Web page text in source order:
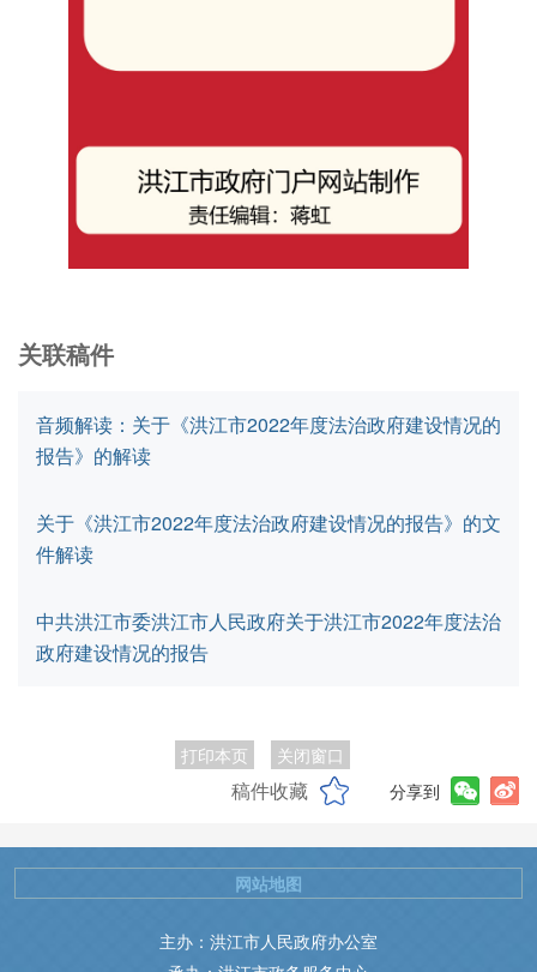
关联稿件
音频解读：关于《洪江市2022年度法治政府建设情况的
报告》的解读
关于《洪江市2022年度法治政府建设情况的报告》的文
件解读
中共洪江市委洪江市人民政府关于洪江市2022年度法治
政府建设情况的报告
打印本页 关闭窗口
稿件收藏 分享到
主办：洪江市人民政府办公室
网站地图